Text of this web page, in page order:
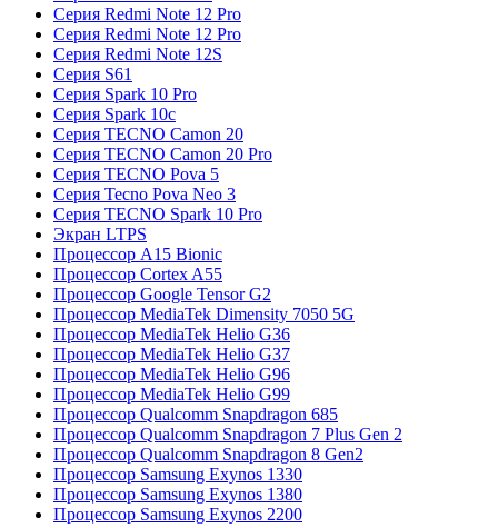
Серия Redmi Note 12 Pro
Серия Redmi Note 12 Pro
Серия Redmi Note 12S
Серия S61
Серия Spark 10 Pro
Серия Spark 10c
Серия TECNO Camon 20
Серия TECNO Camon 20 Pro
Серия TECNO Pova 5
Серия Tecno Pova Neo 3
Серия TECNO Spark 10 Pro
Экран LTPS
Процессор A15 Bionic
Процессор Cortex A55
Процессор Google Tensor G2
Процессор MediaTek Dimensity 7050 5G
Процессор MediaTek Helio G36
Процессор MediaTek Helio G37
Процессор MediaTek Helio G96
Процессор MediaTek Helio G99
Процессор Qualcomm Snapdragon 685
Процессор Qualcomm Snapdragon 7 Plus Gen 2
Процессор Qualcomm Snapdragon 8 Gen2
Процессор Samsung Exynos 1330
Процессор Samsung Exynos 1380
Процессор Samsung Exynos 2200